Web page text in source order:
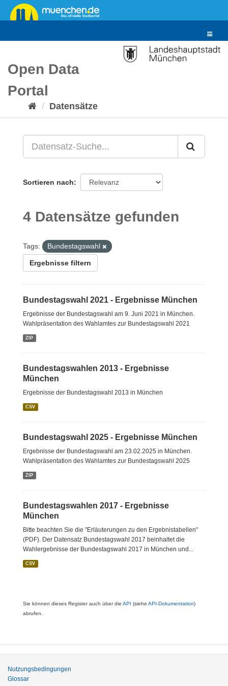
Überspringen
zum
Toggle
Open Data
Portal
Datensätze
Sortieren nach
4 Datensätze gefunden
Tags: Bundestagswahl
Ergebnisse filtern
Bundestagswahl 2021 - Ergebnisse München
Ergebnisse der Bundestagswahl am 9. Juni 2021 in München.
Wahlpräsentation des Wahlamtes zur Bundestagswahl 2021
ZIP
Bundestagswahlen 2013 - Ergebnisse
München
Ergebnisse der Bundestagswahl 2013 in München
CSV
Bundestagswahl 2025 - Ergebnisse München
Ergebnisse der Bundestagswahl am 23.02.2025 in München.
Wahlpräsentation des Wahlamtes zur Bundestagswahl 2025
ZIP
Bundestagswahlen 2017 - Ergebnisse
München
Bitte beachten Sie die "Erläuterungen zu den Ergebnistabellen"
(PDF). Der Datensatz Bundestagswahl 2017 beinhaltet die
Wahlergebnisse der Bundestagswahl 2017 in München und...
CSV
Sie können dieses Register auch über die API (siehe API-Dokumentation)
abrufen.
Nutzungsbedingungen
Glossar